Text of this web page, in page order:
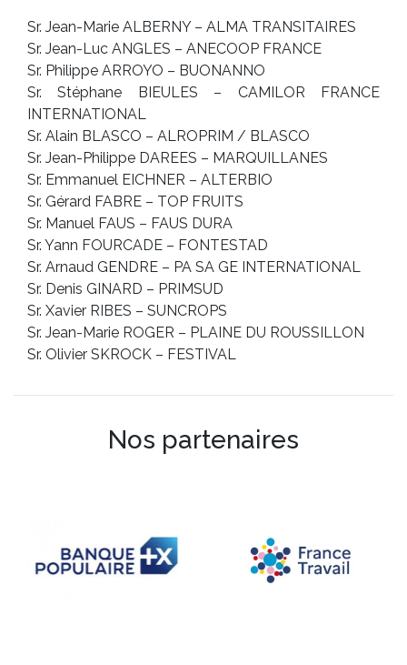
Sr. Jean-Marie ALBERNY – ALMA TRANSITAIRES
Sr. Jean-Luc ANGLES – ANECOOP FRANCE
Sr. Philippe ARROYO – BUONANNO
Sr. Stéphane BIEULES – CAMILOR FRANCE
INTERNATIONAL
Sr. Alain BLASCO – ALROPRIM / BLASCO
Sr. Jean-Philippe DAREES – MARQUILLANES
Sr. Emmanuel EICHNER – ALTERBIO
Sr. Gérard FABRE – TOP FRUITS
Sr. Manuel FAUS – FAUS DURA
Sr. Yann FOURCADE – FONTESTAD
Sr. Arnaud GENDRE – PA SA GE INTERNATIONAL
Sr. Denis GINARD – PRIMSUD
Sr. Xavier RIBES – SUNCROPS
Sr. Jean-Marie ROGER – PLAINE DU ROUSSILLON
Sr. Olivier SKROCK – FESTIVAL
Nos partenaires